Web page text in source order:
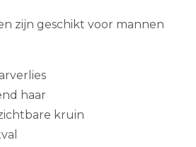
zijn geschikt voor mannen
haar
kruin